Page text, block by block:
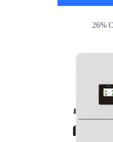
26%